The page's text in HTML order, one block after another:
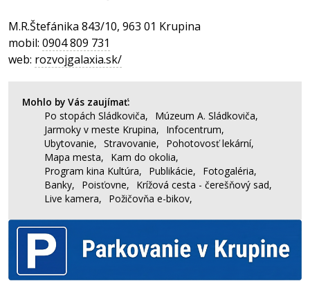
M.R.Štefánika 843/10, 963 01 Krupina
mobil: 0904 809 731
web: rozvojgalaxia.sk/
Mohlo by Vás zaujímať:
Po stopách Sládkoviča,
Múzeum A. Sládkoviča,
Jarmoky v meste Krupina,
Infocentrum,
Ubytovanie, Stravovanie,
Pohotovosť lekární,
Mapa mesta,
Kam do okolia,
Program kina Kultúra,
Publikácie,
Fotogaléria,
Banky,
Poisťovne,
Krížová cesta - čerešňový sad,
Live kamera,
Požičovňa e-bikov,